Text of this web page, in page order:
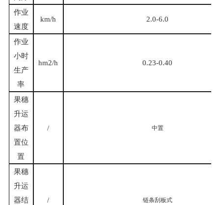
作业
速度
km/h 2.0-6.0
作业
小时
生产
率
hm2/h 0.23-0.40
果穗
升运
器布
置位
置
/ 中置
果穗
升运
器结
/ 链条刮板式